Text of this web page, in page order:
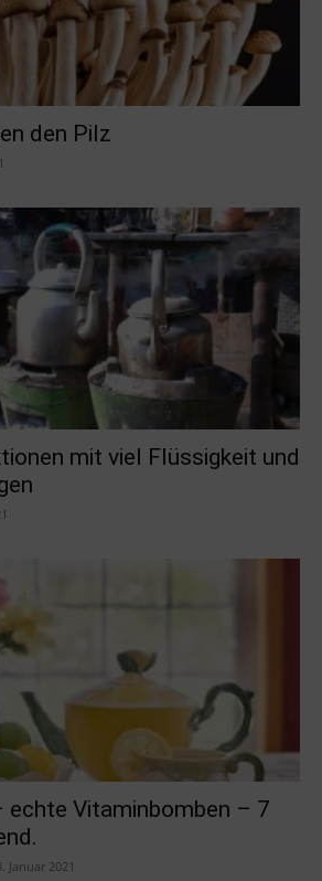
den Pilz
mit viel Flüssigkeit und
Vitaminbomben – 7
Januar 2021